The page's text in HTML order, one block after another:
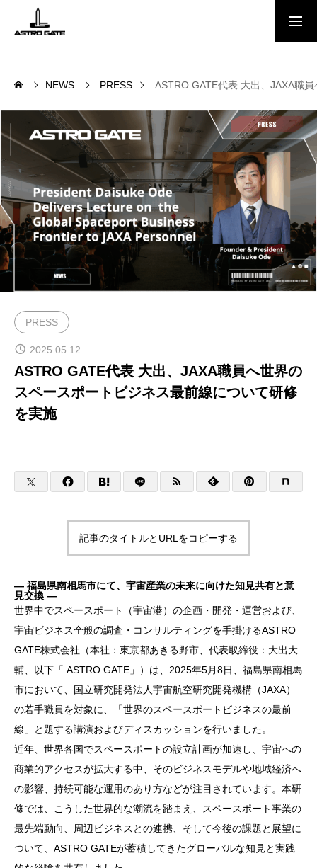
NEWS
会社概要
MEMBER
スペースポート
宇宙ビジネスコンサルティング
宇宙のまちづくり
NEWS PRESS ASTRO GATE代表 大出、JAXA職
PRESS
2025.05.12
ASTRO GATE代表 大出、JAXA職員へ世界の
スペースポートビジネス最前線について研修
を実施
記事のタイトルとURLをコピーする
― 福島県南相馬市にて、宇宙産業の未来に向けた知見共有と意
見交換 ―
世界中でスペースポート（宇宙港）の企画・開発・運営および、
宇宙ビジネス全般の調査・コンサルティングを手掛けるASTRO
GATE株式会社（本社：東京都あきる野市、代表取締役：大出大
輔、以下「 ASTRO GATE」）は、2025年5月8日、福島県南相馬
市において、国立研究開発法人宇宙航空研究開発機構（JAXA）
の若手職員を対象に、「世界のスペースポートビジネスの最前
線」と題する講演およびディスカッションを行いました。
近年、世界各国でスペースポートの設立計画が加速し、宇宙への
商業的アクセスが拡大する中、そのビジネスモデルや地域経済へ
の影響、持続可能な運用のあり方などが注目されています。本研
修では、こうした世界的な潮流を踏まえ、スペースポート事業の
最先端動向、周辺ビジネスとの連携、そして今後の課題と展望に
ついて、ASTRO GATEが蓄積してきたグローバルな知見と実践